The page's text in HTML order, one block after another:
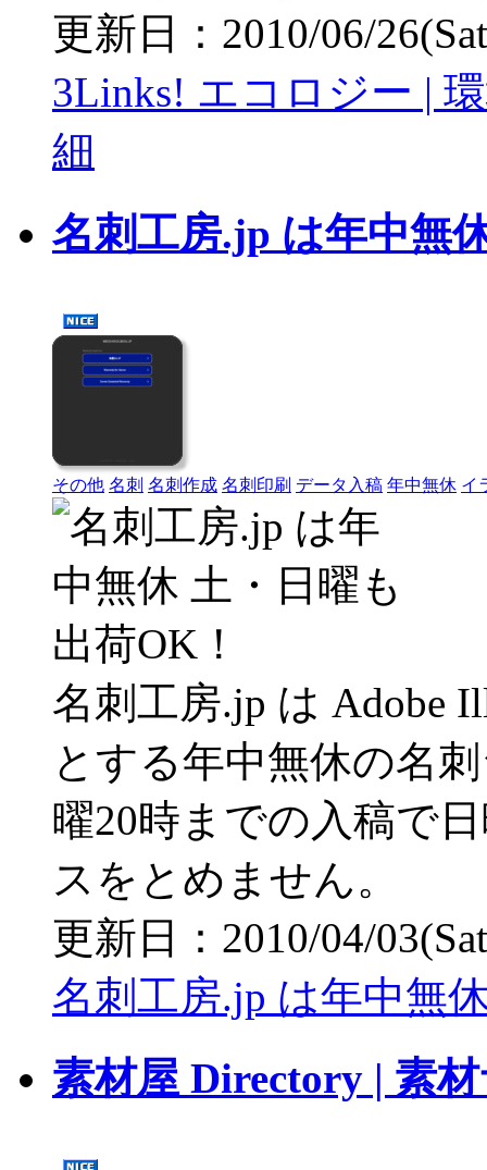
更新日：2010/06/
3Links! エコロジー |
細
名刺工房.jp は年中無
その他 名刺 名刺作成 名刺印刷 データ入稿 年中無休 イ
名刺工房.jp は Adobe
とする年中無休の名
曜20時までの入稿で
スをとめません。
更新日：2010/04/
名刺工房.jp は年中無
素材屋 Directory | 素